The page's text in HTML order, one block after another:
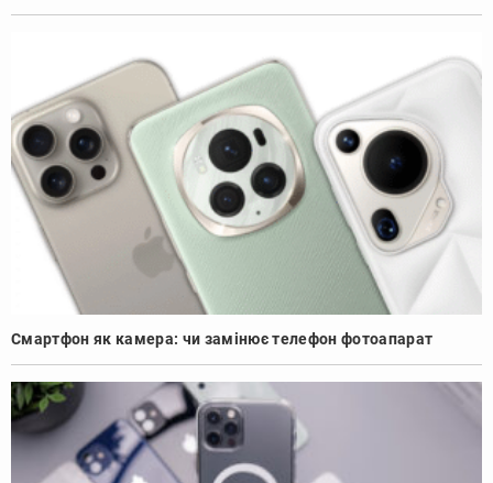
Смартфон як камера: чи замінює телефон фотоапарат